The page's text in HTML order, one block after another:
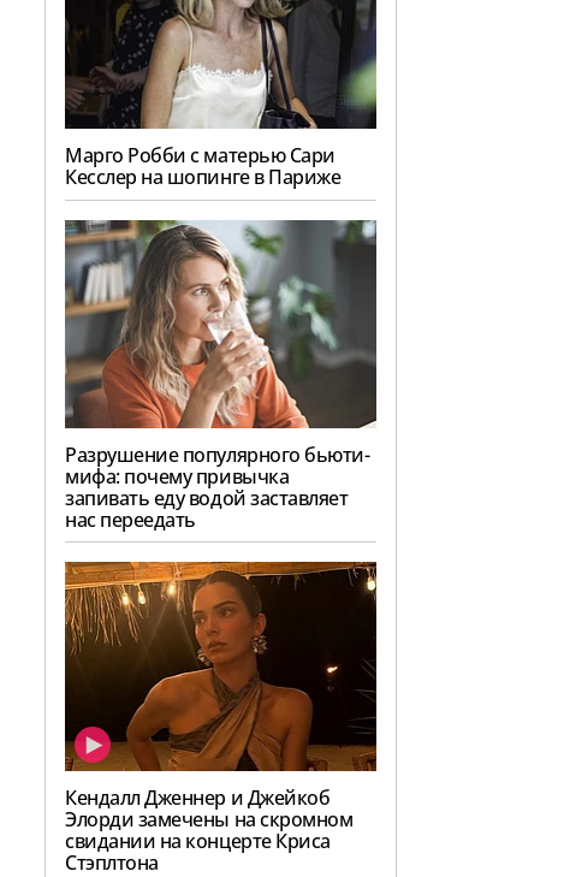
Марго Робби с матерью Сари
Кесслер на шопинге в Париже
Разрушение популярного бьюти-
мифа: почему привычка
запивать еду водой заставляет
нас переедать
Кендалл Дженнер и Джейкоб
Элорди замечены на скромном
свидании на концерте Криса
Стэплтона